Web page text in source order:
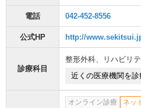
電話 042-452-8556
公式HP http://
診療科目
整形外科、
リハビリ
近くの医療機関を
オンライン診療 ネッ